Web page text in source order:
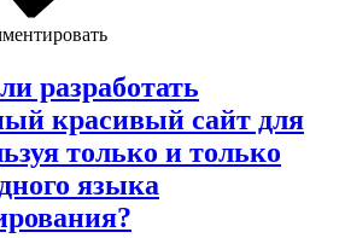
разработать
красивый сайт для
только и только
языка